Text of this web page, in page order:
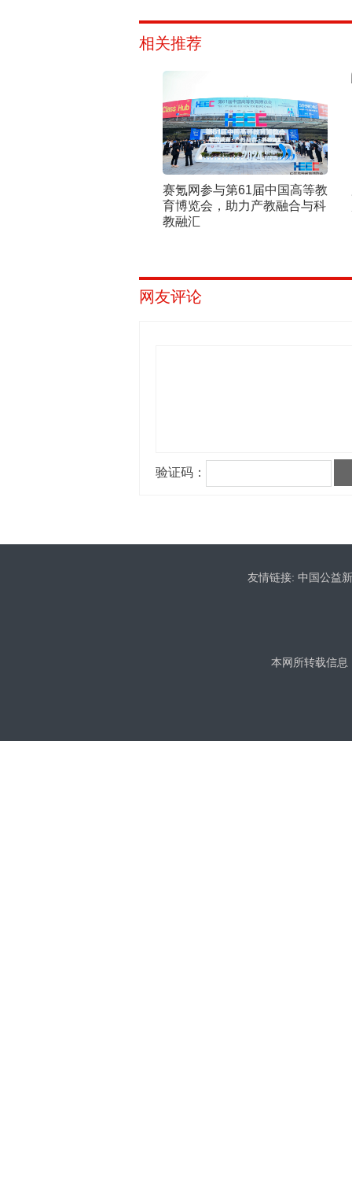
相关推荐
赛氪网参与第61届中国高等教
育博览会，助力产教融合与科
教融汇
网友评论
友情链接: 中国公益
本网所转载信息